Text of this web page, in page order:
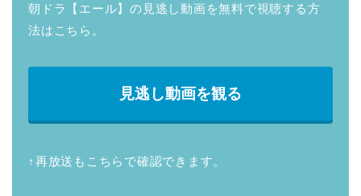
朝ドラ【エール】の見逃し動画を無料で視聴する方
法はこちら。
見逃し動画を観る
↑再放送もこちらで確認できます。